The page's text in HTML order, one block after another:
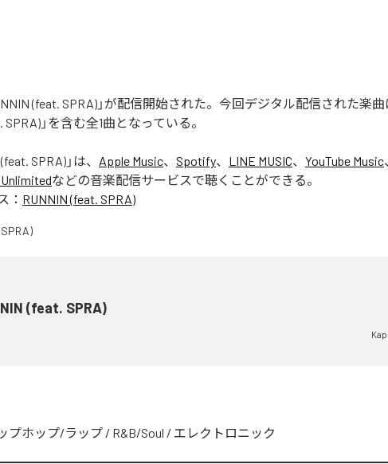
(feat. SPRA)」が配信開始された。今回デジタル配信された楽曲
SPRA)」を含む全1曲となっている。
SPRA) 」は、 Apple Music、 Spotify、 LINE MUSIC、 YouTube Music
などの音楽配信サービスで聴くことができる。
： RUNNIN (feat. SPRA)
(feat. SPRA)
プホップ/ラップ / R&B/Soul / エレクトロニック